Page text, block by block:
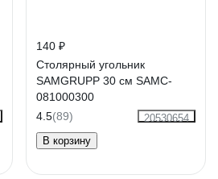
140 ₽
Столярный угольник
SAMGRUPP 30 см SAMC-
081000300
4.5(89)
20530654
В корзину